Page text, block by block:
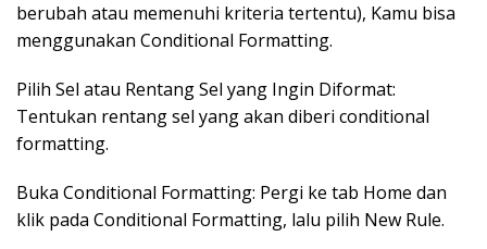
berubah atau memenuhi kriteria tertentu), Kamu bisa
menggunakan Conditional Formatting.
Pilih Sel atau Rentang Sel yang Ingin Diformat:
Tentukan rentang sel yang akan diberi conditional
formatting.
Buka Conditional Formatting: Pergi ke tab Home dan
klik pada Conditional Formatting, lalu pilih New Rule.